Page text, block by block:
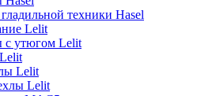
техники Hasel
Lelit
с утюгом Lelit
Lelit
Lelit